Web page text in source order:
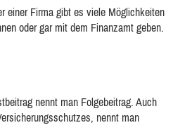
einer Firma gibt es viele Möglichkeiten
oder gar mit dem Finanzamt geben.
nennt man Folgebeitrag. Auch
nennt man